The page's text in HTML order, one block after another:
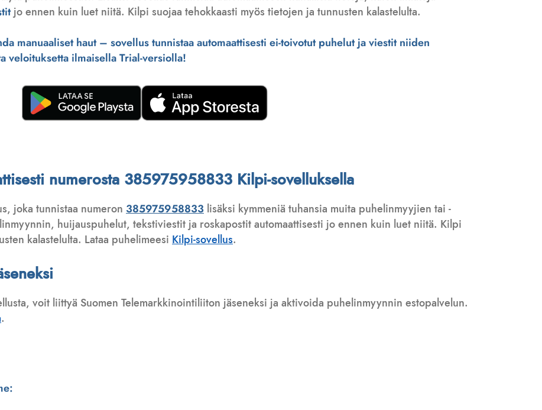
jo ennen kuin luet niitä. Kilpi suojaa tehokkaasti myös tietojen ja tunnusten kalastelulta.
manuaaliset haut – sovellus tunnistaa automaattisesti ei-toivotut puhelut ja viestit niiden
veloituksetta ilmaisella Trial-versiolla!
numerosta 385975958833 Kilpi-sovelluksella
joka tunnistaa numeron 385975958833 lisäksi kymmeniä tuhansia muita puhelinmyyjien tai -
huijauspuhelut, tekstiviestit ja roskapostit automaattisesti jo ennen kuin luet niitä. Kilpi
kalastelulta. Lataa puhelimeesi Kilpi-sovellus.
voit liittyä Suomen Telemarkkinointiliiton jäseneksi ja aktivoida puhelinmyynnin estopalvelun.
.